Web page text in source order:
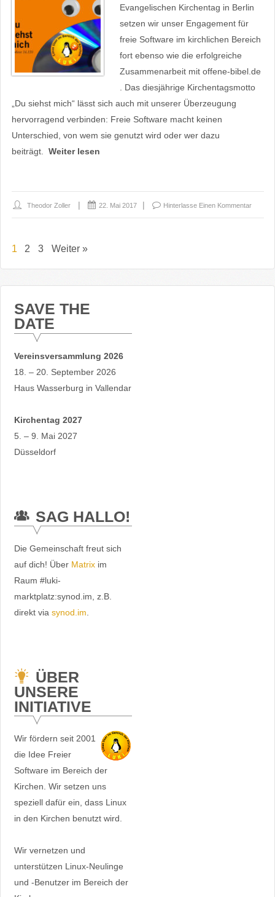
Evangelischen Kirchentag in Berlin
setzen wir unser Engagement für
freie Software im kirchlichen Bereich
fort ebenso wie die erfolgreiche
Zusammenarbeit mit offene-bibel.de
. Das diesjährige Kirchentagsmotto
„Du siehst mich“ lässt sich auch mit unserer Überzeugung
hervorragend verbinden: Freie Software macht keinen
Unterschied, von wem sie genutzt wird oder wer dazu
beiträgt.
Weiter lesen
Theodor Zoller 22. Mai 2017 Hinterlasse Einen Kommentar
1 2 3 Weiter »
SAVE THE
DATE
Vereinsversammlung 2026
18. – 20. September 2026
Haus Wasserburg in Vallendar
Kirchentag 2027
5. – 9. Mai 2027
Düsseldorf
SAG HALLO!
Die Gemeinschaft freut sich
auf dich! Über Matrixim
Raum #luki-
marktplatz:synod.im, z.B.
direkt via synod.im
ÜBER
UNSERE
INITIATIVE
Wir fördern seit 2001
die Idee Freier
Software im Bereich der
Kirchen. Wir setzen uns
speziell dafür ein, dass Linux
in den Kirchen benutzt wird.
Wir vernetzen und
unterstützen Linux-Neulinge
und -Benutzer im Bereich der